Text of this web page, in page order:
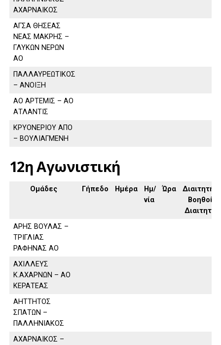
ΑΧΑΡΝΑΙΚΟΣ
ΑΓΣΑ ΘΗΣΕΑΣ
ΝΕΑΣ ΜΑΚΡΗΣ –
ΓΛΥΚΩΝ ΝΕΡΩΝ
ΑΟ
ΠΑΛΛΑΥΡΕΩΤΙΚΟΣ
– ΑΝΟΙΞΗ
ΑΟ ΑΡΤΕΜΙΣ – ΑΟ
ΑΤΛΑΝΤΙΣ
ΚΡΥΟΝΕΡΙΟΥ ΑΠΟ
– ΒΟΥΛΙΑΓΜΕΝΗ
12η Αγωνιστική
Ομάδες Γήπεδο Ημέρα
Ημ/
νία
Ώρα
Διαιτητής,
Βοηθοί
Διαιτητή
ΑΡΗΣ ΒΟΥΛΑΣ –
ΤΡΙΓΛΙΑΣ
ΡΑΦΗΝΑΣ ΑΟ
ΑΧΙΛΛΕΥΣ
Κ.ΑΧΑΡΝΩΝ – ΑΟ
ΚΕΡΑΤΕΑΣ
ΑΗΤΤΗΤΟΣ
ΣΠΑΤΩΝ –
ΠΑΛΛΗΝΙΑΚΟΣ
ΑΧΑΡΝΑΙΚΟΣ –